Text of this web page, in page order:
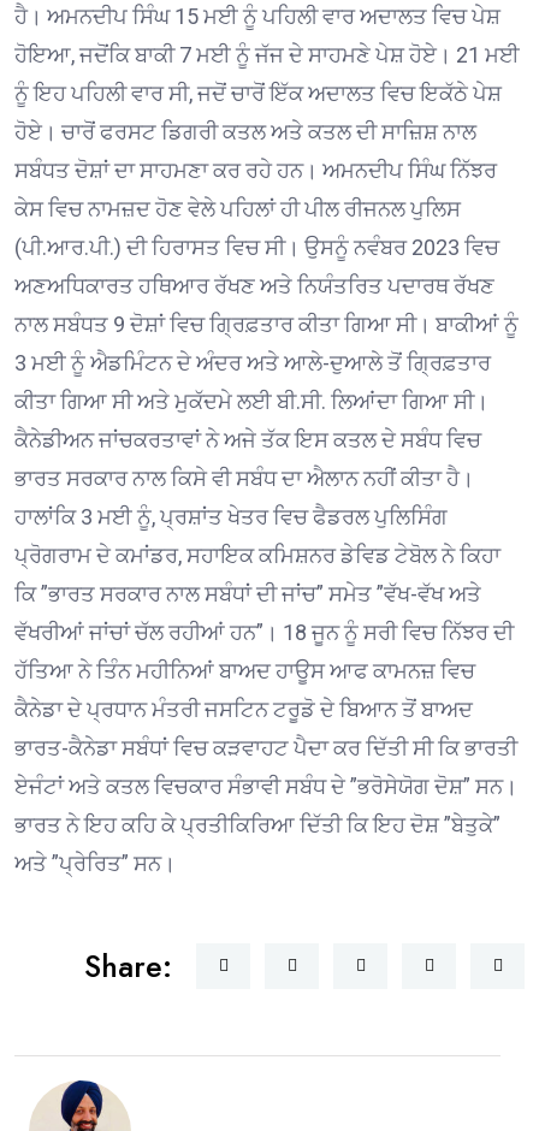
ਹੈ। ਅਮਨਦੀਪ ਸਿੰਘ 15 ਮਈ ਨੂੰ ਪਹਿਲੀ ਵਾਰ ਅਦਾਲਤ ਵਿਚ ਪੇਸ਼
ਹੋਇਆ, ਜਦੋਂਕਿ ਬਾਕੀ 7 ਮਈ ਨੂੰ ਜੱਜ ਦੇ ਸਾਹਮਣੇ ਪੇਸ਼ ਹੋਏ। 21 ਮਈ
ਨੂੰ ਇਹ ਪਹਿਲੀ ਵਾਰ ਸੀ, ਜਦੋਂ ਚਾਰੋਂ ਇੱਕ ਅਦਾਲਤ ਵਿਚ ਇਕੱਠੇ ਪੇਸ਼
ਹੋਏ। ਚਾਰੋਂ ਫਰਸਟ ਡਿਗਰੀ ਕਤਲ ਅਤੇ ਕਤਲ ਦੀ ਸਾਜ਼ਿਸ਼ ਨਾਲ
ਸਬੰਧਤ ਦੋਸ਼ਾਂ ਦਾ ਸਾਹਮਣਾ ਕਰ ਰਹੇ ਹਨ। ਅਮਨਦੀਪ ਸਿੰਘ ਨਿੱਝਰ
ਕੇਸ ਵਿਚ ਨਾਮਜ਼ਦ ਹੋਣ ਵੇਲੇ ਪਹਿਲਾਂ ਹੀ ਪੀਲ ਰੀਜਨਲ ਪੁਲਿਸ
(ਪੀ.ਆਰ.ਪੀ.) ਦੀ ਹਿਰਾਸਤ ਵਿਚ ਸੀ। ਉਸਨੂੰ ਨਵੰਬਰ 2023 ਵਿਚ
ਅਣਅਧਿਕਾਰਤ ਹਥਿਆਰ ਰੱਖਣ ਅਤੇ ਨਿਯੰਤਰਿਤ ਪਦਾਰਥ ਰੱਖਣ
ਨਾਲ ਸਬੰਧਤ 9 ਦੋਸ਼ਾਂ ਵਿਚ ਗ੍ਰਿਫ਼ਤਾਰ ਕੀਤਾ ਗਿਆ ਸੀ। ਬਾਕੀਆਂ ਨੂੰ
3 ਮਈ ਨੂੰ ਐਡਮਿੰਟਨ ਦੇ ਅੰਦਰ ਅਤੇ ਆਲੇ-ਦੁਆਲੇ ਤੋਂ ਗ੍ਰਿਫ਼ਤਾਰ
ਕੀਤਾ ਗਿਆ ਸੀ ਅਤੇ ਮੁਕੱਦਮੇ ਲਈ ਬੀ.ਸੀ. ਲਿਆਂਦਾ ਗਿਆ ਸੀ।
ਕੈਨੇਡੀਅਨ ਜਾਂਚਕਰਤਾਵਾਂ ਨੇ ਅਜੇ ਤੱਕ ਇਸ ਕਤਲ ਦੇ ਸਬੰਧ ਵਿਚ
ਭਾਰਤ ਸਰਕਾਰ ਨਾਲ ਕਿਸੇ ਵੀ ਸਬੰਧ ਦਾ ਐਲਾਨ ਨਹੀਂ ਕੀਤਾ ਹੈ।
ਹਾਲਾਂਕਿ 3 ਮਈ ਨੂੰ, ਪ੍ਰਸ਼ਾਂਤ ਖੇਤਰ ਵਿਚ ਫੈਡਰਲ ਪੁਲਿਸਿੰਗ
ਪ੍ਰੋਗਰਾਮ ਦੇ ਕਮਾਂਡਰ, ਸਹਾਇਕ ਕਮਿਸ਼ਨਰ ਡੇਵਿਡ ਟੇਬੋਲ ਨੇ ਕਿਹਾ
ਕਿ ”ਭਾਰਤ ਸਰਕਾਰ ਨਾਲ ਸਬੰਧਾਂ ਦੀ ਜਾਂਚ” ਸਮੇਤ ”ਵੱਖ-ਵੱਖ ਅਤੇ
ਵੱਖਰੀਆਂ ਜਾਂਚਾਂ ਚੱਲ ਰਹੀਆਂ ਹਨ”। 18 ਜੂਨ ਨੂੰ ਸਰੀ ਵਿਚ ਨਿੱਝਰ ਦੀ
ਹੱਤਿਆ ਨੇ ਤਿੰਨ ਮਹੀਨਿਆਂ ਬਾਅਦ ਹਾਊਸ ਆਫ ਕਾਮਨਜ਼ ਵਿਚ
ਕੈਨੇਡਾ ਦੇ ਪ੍ਰਧਾਨ ਮੰਤਰੀ ਜਸਟਿਨ ਟਰੂਡੋ ਦੇ ਬਿਆਨ ਤੋਂ ਬਾਅਦ
ਭਾਰਤ-ਕੈਨੇਡਾ ਸਬੰਧਾਂ ਵਿਚ ਕੜਵਾਹਟ ਪੈਦਾ ਕਰ ਦਿੱਤੀ ਸੀ ਕਿ ਭਾਰਤੀ
ਏਜੰਟਾਂ ਅਤੇ ਕਤਲ ਵਿਚਕਾਰ ਸੰਭਾਵੀ ਸਬੰਧ ਦੇ ”ਭਰੋਸੇਯੋਗ ਦੋਸ਼” ਸਨ।
ਭਾਰਤ ਨੇ ਇਹ ਕਹਿ ਕੇ ਪ੍ਰਤੀਕਿਰਿਆ ਦਿੱਤੀ ਕਿ ਇਹ ਦੋਸ਼ ”ਬੇਤੁਕੇ”
ਅਤੇ ”ਪ੍ਰੇਰਿਤ” ਸਨ।
Share: